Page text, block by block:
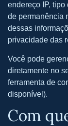
endereço IP,
de permanência
dessas
privacidade das
Você pode
diretamente no
ferramenta de
disponível).
Com